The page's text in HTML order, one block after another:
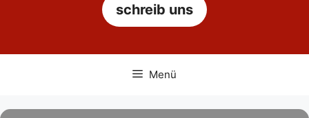
schreib uns
Menü